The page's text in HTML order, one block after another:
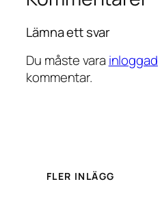
Lämna ett svar
Du måste vara inloggad
kommentar.
FLER INLÄGG